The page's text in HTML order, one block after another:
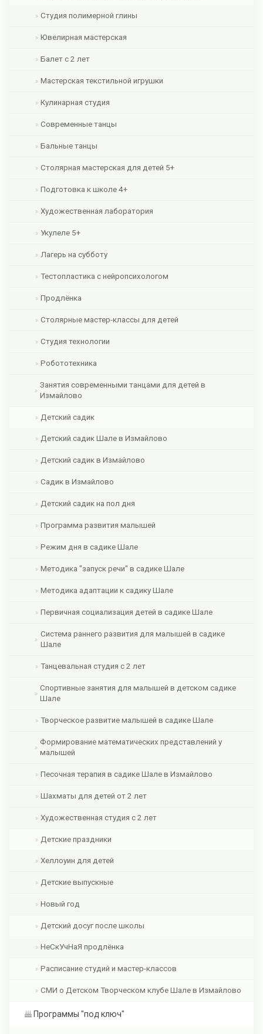
Студия полимерной глины
Ювелирная мастерская
Балет с 2 лет
Мастерская текстильной игрушки
Кулинарная студия
Современные танцы
Бальные танцы
Столярная мастерская для детей 5+
Подготовка к школе 4+
Художественная лаборатория
Укулеле 5+
Лагерь на субботу
Тестопластика с нейропсихологом
Продлёнка
Столярные мастер-классы для детей
Студия технологии
Робототехника
Занятия современными танцами для детей в
Измайлово
Детский садик
Детский садик Шале в Измайлово
Детский садик в Измайлово
Садик в Измайлово
Детский садик на пол дня
Программа развития малышей
Режим дня в садике Шале
Методика "запуск речи" в садике Шале
Методика адаптации к садику Шале
Первичная социализация детей в садике Шале
Система раннего развития для малышей в садике
Шале
Танцевальная студия с 2 лет
Спортивные занятия для малышей в детском садике
Шале
Творческое развитие малышей в садике Шале
Формирование математических представлений у
малышей
Песочная терапия в садике Шале в Измайлово
Шахматы для детей от 2 лет
Художественная студия с 2 лет
Детские праздники
Хеллоуин для детей
Детские выпускные
Новый год
Детский досуг после школы
НеСкУчНаЯ продлёнка
Расписание студий и мастер-классов
СМИ о Детском Творческом клубе Шале в Измайлово
Программы "под ключ"